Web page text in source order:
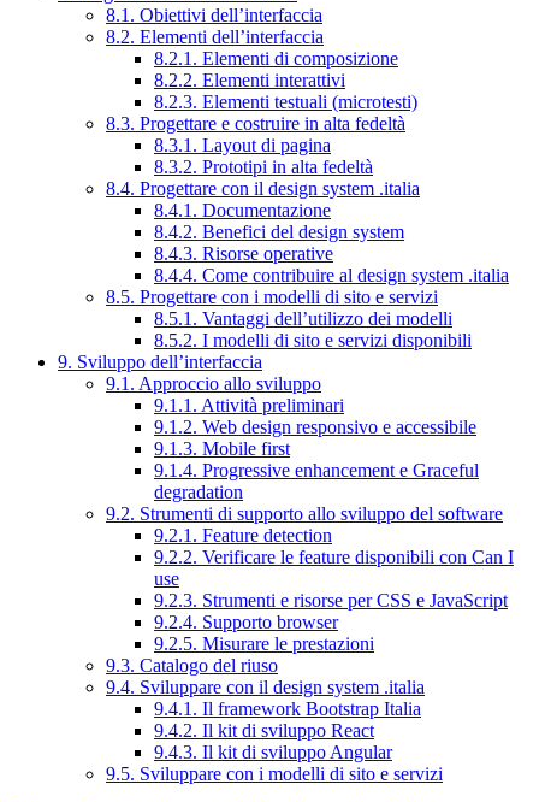
8.1. Obiettivi dell’interfaccia
8.2. Elementi dell’interfaccia
8.2.1. Elementi di composizione
8.2.2. Elementi interattivi
8.2.3. Elementi testuali (microtesti)
8.3. Progettare e costruire in alta fedeltà
8.3.1. Layout di pagina
8.3.2. Prototipi in alta fedeltà
8.4. Progettare con il design system .italia
8.4.1. Documentazione
8.4.2. Benefici del design system
8.4.3. Risorse operative
8.4.4. Come contribuire al design system .italia
8.5. Progettare con i modelli di sito e servizi
8.5.1. Vantaggi dell’utilizzo dei modelli
8.5.2. I modelli di sito e servizi disponibili
9. Sviluppo dell’interfaccia
9.1. Approccio allo sviluppo
9.1.1. Attività preliminari
9.1.2. Web design responsivo e accessibile
9.1.3. Mobile first
9.1.4. Progressive enhancement e Graceful
degradation
9.2. Strumenti di supporto allo sviluppo del software
9.2.1. Feature detection
9.2.2. Verificare le feature disponibili con Can I
use
9.2.3. Strumenti e risorse per CSS e JavaScript
9.2.4. Supporto browser
9.2.5. Misurare le prestazioni
9.3. Catalogo del riuso
9.4. Sviluppare con il design system .italia
9.4.1. Il framework Bootstrap Italia
9.4.2. Il kit di sviluppo React
9.4.3. Il kit di sviluppo Angular
9.5. Sviluppare con i modelli di sito e servizi